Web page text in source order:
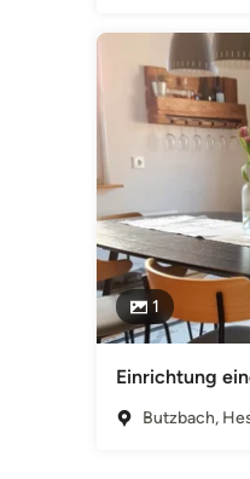
1
Einrichtung
Butzbach,